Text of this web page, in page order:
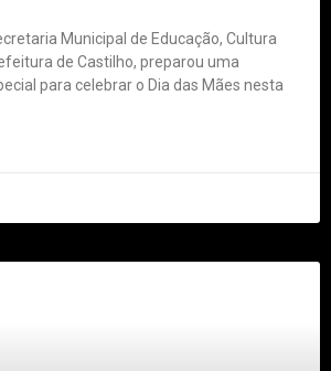
Municipal de Educação, Cultura
de Castilho, preparou uma
para celebrar o Dia das Mães nesta